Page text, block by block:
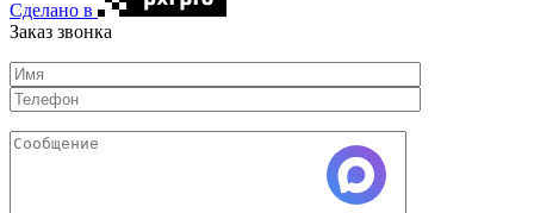
Сделано в
Заказ звонка